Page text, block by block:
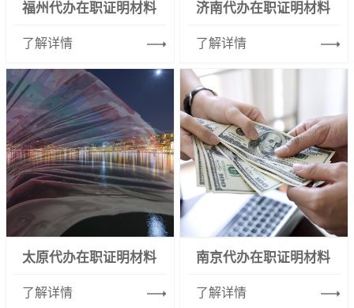
福州代办在职证明材料
了解详情
济南代办在职证明材料
了解详情
太原代办在职证明材料
了解详情
南京代办在职证明材料
了解详情